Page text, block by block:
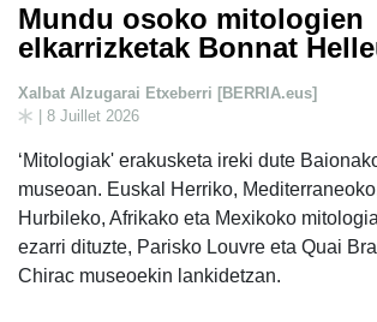
Mundu osoko mitologien
elkarrizketak Bonnat
Xalbat Alzugarai Etxeberri [BERRIA.eus]
| 8 Juillet 2026
‘Mitologiak' erakusketa ireki dute
museoan. Euskal Herriko,
Hurbileko, Afrikako eta Mexikoko
ezarri dituzte, Parisko Louvre eta Quai
Chirac museoekin lankidetzan.